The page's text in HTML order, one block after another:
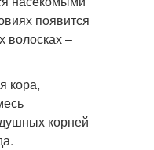
появится
волосках –
кора,
корней